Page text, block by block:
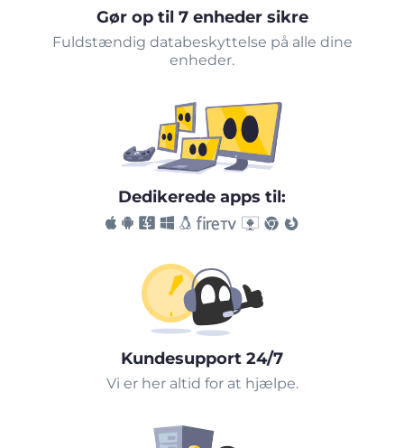
Gør op til 7 enheder sikre
Fuldstændig databeskyttelse på alle dine
enheder.
Dedikerede apps til:
Kundesupport 24/7
Vi er her altid for at hjælpe.